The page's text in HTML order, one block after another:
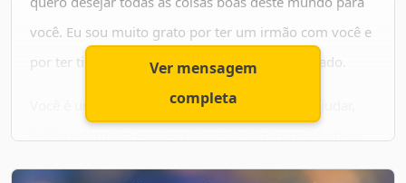
você. Eu sou muito grato por ter um irmão com você e
por ter tido a oportunidade de crescer ao seu lado.
Você é uma pessoa incrível, sempre pronto a ajudar,
de amor. Eu aprendi tanto com você e sei que ainda
Ver mensagem
completa